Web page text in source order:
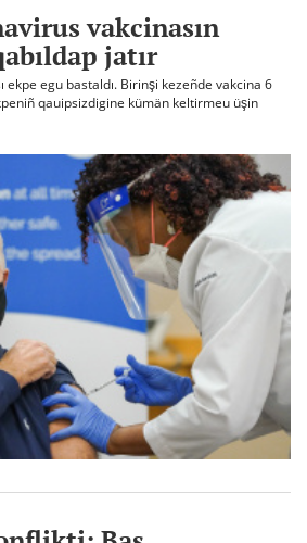
vakcinasın
jatır
ekpe egu bastaldı. Birinşi kezeñde vakcina 6
qauipsizdigine kümän keltirmeu üşin